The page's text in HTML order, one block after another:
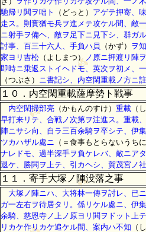
馳帰リ閧ヲ咄ト
（どっと） アゲテ押寄、
走ス。則實猶モ兵ヲ進メテ攻ケル間、敵
ニ射手ヲ備ヘ、敵ヲ足下ニ見下シ、群ガ
討事、百三十六人、手負ハ員
（かず） ヲ
家ヨリ吉松 （よしまつ） ノ原ニ押渡リ陣
即時ニ乗返ストイヘドモ、英次ヲ初メ、
（つぶさ）
ニ書記シ、内空閑重載ノ方ニ
１０．内空閑重載薩摩勢ト戦事
内空閑掃部亮 （かもんのすけ） 重載 （
早打来リテ、合戦ノ次第ヲ注進ス。重載
陣ニサシ向、自ラ三百余騎ヲ卒シテ、伊
ツカハザル處ニ
（＝食事もとらないうち
ナレドモ、過半深手ヲ負ケレバ、敵ニア
退ケ、勝閧ヲ上テ、引カヘシ、賀茂宮ノ
１１．寄手大塚ノ陣没落之事
大塚ノ陣ニハ、大将林一傳ヲ討レ、已
ガ一左右ヲ待居タリ。係リケル處ニ、伊
余騎、慈恩寺ノ上ノ原ヨリ閧ヲドット上
リカケ作リカケ追ケル間、案内ハ不知 （